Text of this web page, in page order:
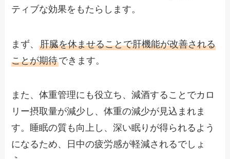
ティブな効果をもたらします。
まず、肝臓を休ませることで肝機能が改善される
ことが期待できます。
また、体重管理にも役立ち、減酒することでカロ
リー摂取量が減少し、体重の減少が見込まれま
す。睡眠の質も向上し、深い眠りが得られるよう
になるため、日中の疲労感が軽減されるでしょ